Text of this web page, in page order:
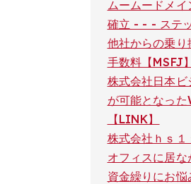
ムームードメ
確立 - - - ステ
他社からの乗
手数料【MSFJ】
株式会社日本
が可能となった
【LINK】
株式会社ｈｓ
オフィスに居な
資金繰りにお悩